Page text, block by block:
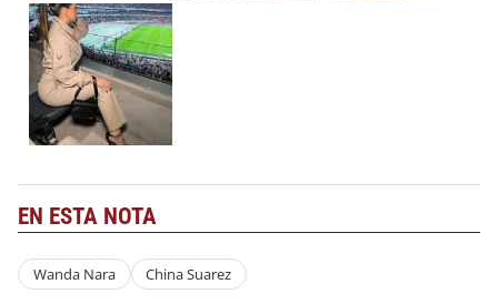
EN ESTA NOTA
Wanda Nara China Suarez